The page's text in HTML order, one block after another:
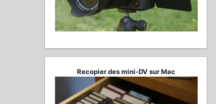
Recopier des mini-DV sur Mac